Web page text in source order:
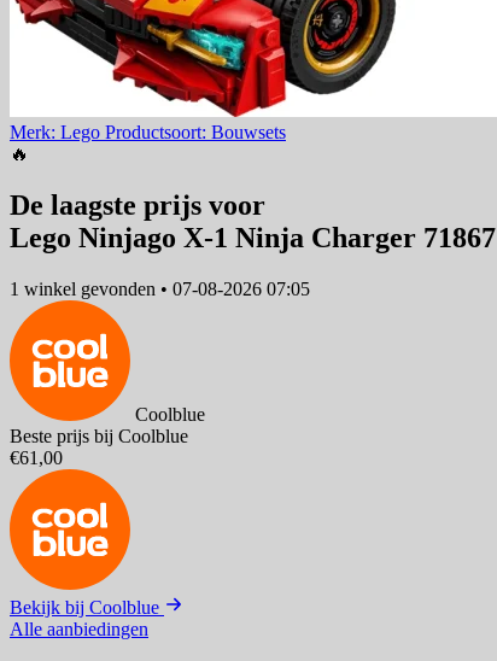
Merk: Lego Productsoort: Bouwsets
🔥
De laagste prijs voor
Lego Ninjago X-1 Ninja Charger 71867
1 winkel gevonden • 07-08-2026 07:05
Coolblue
Beste prijs bij Coolblue
€61,00
Bekijk bij Coolblue
Alle aanbiedingen